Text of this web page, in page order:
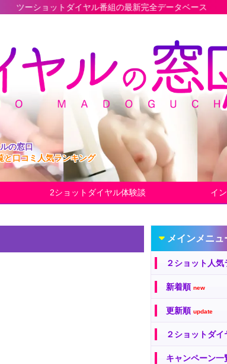
イヤル番組の最新完全データベース
の窓口
と口コミ人気ランキング
2ショットダイヤル体験談 イ
メインメニュ
２ショット人
新着順 new
更新順 update
２ショットダ
キャンペーン一